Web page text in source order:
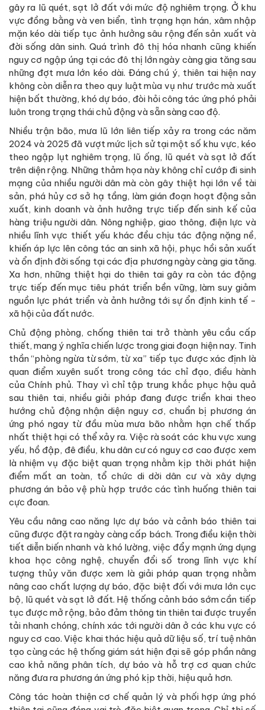
gây ra lũ quét, sạt lở đất với mức độ nghiêm trọng. Ở khu
vực đồng bằng và ven biển, tình trạng hạn hán, xâm nhập
mặn kéo dài tiếp tục ảnh hưởng sâu rộng đến sản xuất và
đời sống dân sinh. Quá trình đô thị hóa nhanh cũng khiến
nguy cơ ngập úng tại các đô thị lớn ngày càng gia tăng sau
những đợt mưa lớn kéo dài. Đáng chú ý, thiên tai hiện nay
không còn diễn ra theo quy luật mùa vụ như trước mà xuất
hiện bất thường, khó dự báo, đòi hỏi công tác ứng phó phải
luôn trong trạng thái chủ động và sẵn sàng cao độ.
Nhiều trận bão, mưa lũ lớn liên tiếp xảy ra trong các năm
2024 và 2025 đã vượt mức lịch sử tại một số khu vực, kéo
theo ngập lụt nghiêm trọng, lũ ống, lũ quét và sạt lở đất
trên diện rộng. Những thảm họa này không chỉ cướp đi sinh
mạng của nhiều người dân mà còn gây thiệt hại lớn về tài
sản, phá hủy cơ sở hạ tầng, làm gián đoạn hoạt động sản
xuất, kinh doanh và ảnh hưởng trực tiếp đến sinh kế của
hàng triệu người dân. Nông nghiệp, giao thông, điện lực và
nhiều lĩnh vực thiết yếu khác đều chịu tác động nặng nề,
khiến áp lực lên công tác an sinh xã hội, phục hồi sản xuất
và ổn định đời sống tại các địa phương ngày càng gia tăng.
Xa hơn, những thiệt hại do thiên tai gây ra còn tác động
trực tiếp đến mục tiêu phát triển bền vững, làm suy giảm
nguồn lực phát triển và ảnh hưởng tới sự ổn định kinh tế -
xã hội của đất nước.
Chủ động phòng, chống thiên tai trở thành yêu cầu cấp
thiết, mang ý nghĩa chiến lược trong giai đoạn hiện nay. Tinh
thần “phòng ngừa từ sớm, từ xa” tiếp tục được xác định là
quan điểm xuyên suốt trong công tác chỉ đạo, điều hành
của Chính phủ. Thay vì chỉ tập trung khắc phục hậu quả
sau thiên tai, nhiều giải pháp đang được triển khai theo
hướng chủ động nhận diện nguy cơ, chuẩn bị phương án
ứng phó ngay từ đầu mùa mưa bão nhằm hạn chế thấp
nhất thiệt hại có thể xảy ra. Việc rà soát các khu vực xung
yếu, hồ đập, đê điều, khu dân cư có nguy cơ cao được xem
là nhiệm vụ đặc biệt quan trọng nhằm kịp thời phát hiện
điểm mất an toàn, tổ chức di dời dân cư và xây dựng
phương án bảo vệ phù hợp trước các tình huống thiên tai
cực đoan.
Yêu cầu nâng cao năng lực dự báo và cảnh báo thiên tai
cũng được đặt ra ngày càng cấp bách. Trong điều kiện thời
tiết diễn biến nhanh và khó lường, việc đẩy mạnh ứng dụng
khoa học công nghệ, chuyển đổi số trong lĩnh vực khí
tượng thủy văn được xem là giải pháp quan trọng nhằm
nâng cao chất lượng dự báo, đặc biệt đối với mưa lớn cục
bộ, lũ quét và sạt lở đất. Hệ thống cảnh báo sớm cần tiếp
tục được mở rộng, bảo đảm thông tin thiên tai được truyền
tải nhanh chóng, chính xác tới người dân ở các khu vực có
nguy cơ cao. Việc khai thác hiệu quả dữ liệu số, trí tuệ nhân
tạo cùng các hệ thống giám sát hiện đại sẽ góp phần nâng
cao khả năng phân tích, dự báo và hỗ trợ cơ quan chức
năng đưa ra phương án ứng phó kịp thời, hiệu quả hơn.
Công tác hoàn thiện cơ chế quản lý và phối hợp ứng phó